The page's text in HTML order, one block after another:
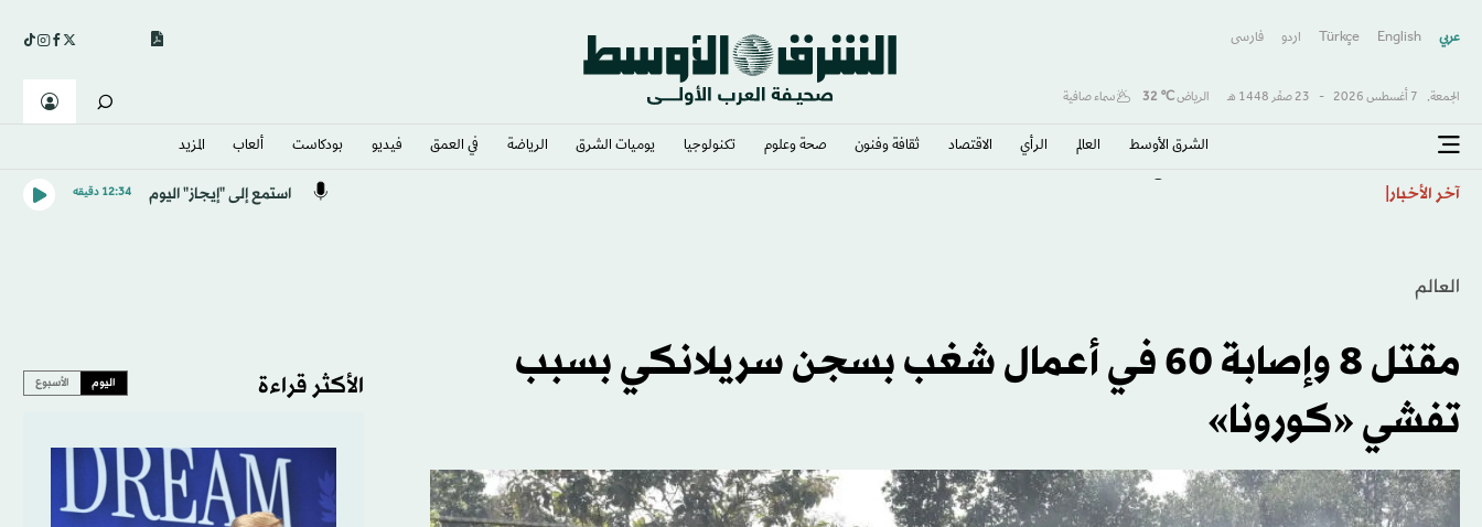
عربي English
Türkçe اردو فارسى
الجمعة, 7 أغسطس 2026 - 23 صفَر 1448 هـ الرياض℃
32 سماء صافية
الشرق الأوسط​ العالم الرأي الاقتصاد ثقافة وفنون صحة وعلوم تكنولوجيا يوميات الشرق​ الرياضة في العمق فيديو بودكاست ألعاب المزيد
آخر الأخبار استمع إلى "إيجاز" اليوم 12:34 دقيقه
العالم
مقتل 8 وإصابة 60 في أعمال شغب بسجن سريلانكي بسبب
تفشي «كورونا»
الأكثر قراءة اليوم الأسبوع